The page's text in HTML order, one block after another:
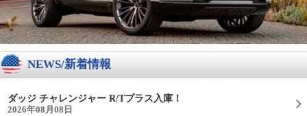
NEWS/新着情報
ダッジ チャレンジャー R/Tプラス入庫！
2026年08月08日